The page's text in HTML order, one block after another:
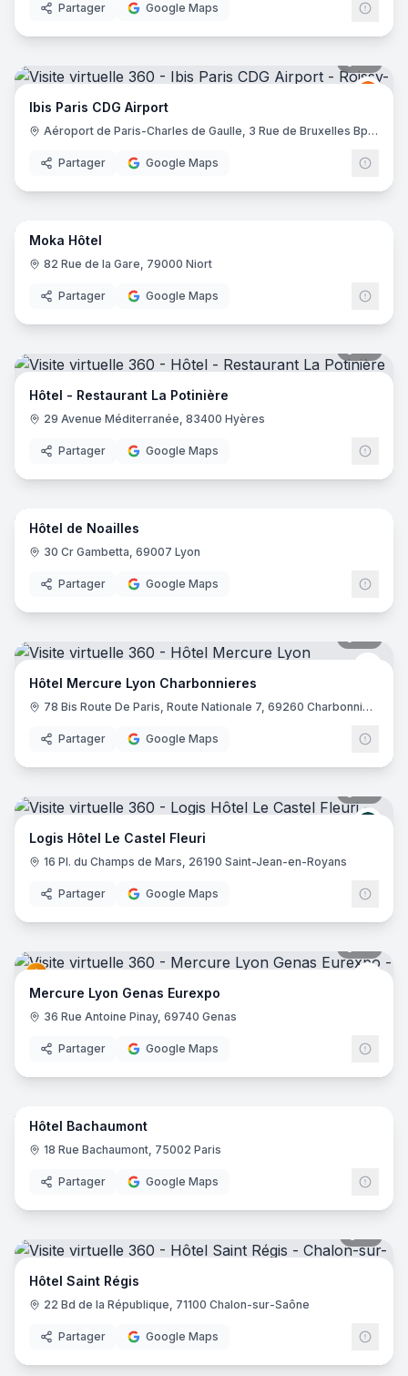
Partager Google Maps
Ibis
Ibis Paris CDG Airport
Aéroport de Paris-Charles de Gaulle, 3 Rue de Bruxelles Bp 11122, 93290 Roissy-en-France
Partager Google Maps
14
Moka Hôtel
82 Rue de la Gare, 79000 Niort
Partager Google Maps
Hôtel - Restaurant La Potinière
29 Avenue Méditerranée, 83400 Hyères
Partager Google Maps
17
Hôtel de Noailles
30 Cr Gambetta, 69007 Lyon
Partager Google Maps
Hôtel Mercure Lyon Charbonnieres
78 Bis Route De Paris, Route Nationale 7, 69260 Charbonnières-les-Bains
Partager Google Maps
Logis Hôtel Le Castel Fleuri
16 Pl. du Champs de Mars, 26190 Saint-Jean-en-Royans
Partager Google Maps
Mercure Lyon Genas Eurexpo
36 Rue Antoine Pinay, 69740 Genas
Partager Google Maps
10
Hôtel Bachaumont
18 Rue Bachaumont, 75002 Paris
Partager Google Maps
Hôtel Saint Régis
22 Bd de la République, 71100 Chalon-sur-Saône
Partager Google Maps
8